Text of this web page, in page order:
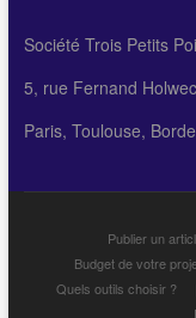
Société Trois Petits
5, rue Fernand
Paris, Toulouse,
Publier un
Budget de votre
Quels outils choisir ?